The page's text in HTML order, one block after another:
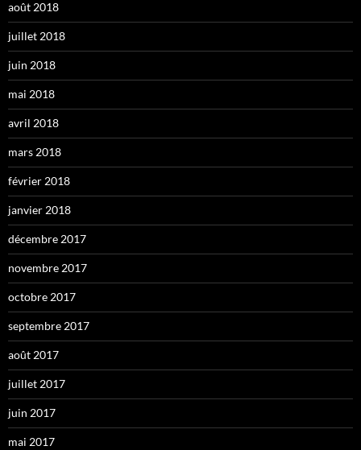
août 2018
juillet 2018
juin 2018
mai 2018
avril 2018
mars 2018
février 2018
janvier 2018
décembre 2017
novembre 2017
octobre 2017
septembre 2017
août 2017
juillet 2017
juin 2017
mai 2017